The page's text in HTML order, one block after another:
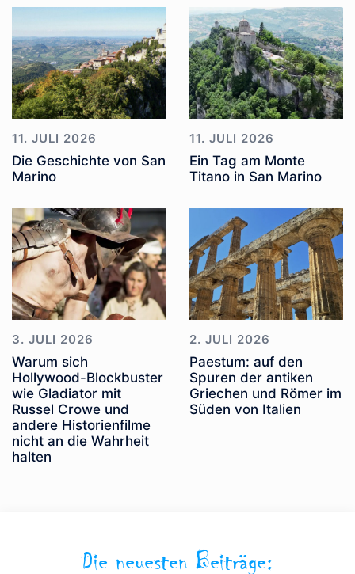
11. JULI 2026
Die Geschichte von San
Marino
11. JULI 2026
Ein Tag am Monte
Titano in San Marino
3. JULI 2026
Warum sich
Hollywood-Blockbuster
wie Gladiator mit
Russel Crowe und
andere Historienfilme
nicht an die Wahrheit
halten
2. JULI 2026
Paestum: auf den
Spuren der antiken
Griechen und Römer im
Süden von Italien
Die neuesten Beiträge: